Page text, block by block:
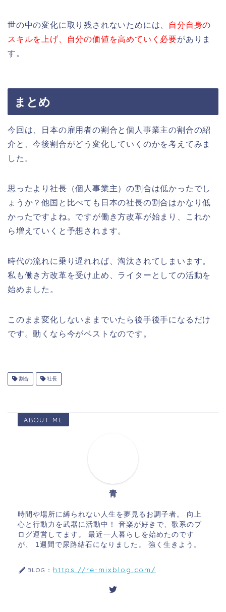
世の中の変化に取り残されないためには、
自分自身の
スキルを上げ、自分の価値を高めていく必要がありま
す。
まとめ
今回は、日本の雇用者の割合と個人事業主の割合の紹
介と、今後割合がどう変化していくのかを考えてみま
した。
思ったより社長（個人事業主）の割合は低かったでし
ょうか？他国と比べても日本の社長の割合はかなり低
かったですよね。ですが働き方改革が始まり、これか
ら増えていくと予想されます。
時代の流れに乗り遅れれば、淘汰されてしまいます。
私も働き方改革を受け止め、ライターとしての活動を
始めました。
このまま変化しないままでいたら後手後手になるだけ
です。動くなら今がベストなのです。
割合 社長
ABOUT ME
青
時間や場所に縛られない人生を夢見るお調子者。 向上
心と行動力を武器に活動中！ 音楽が好きで、歌系のブ
ログ運営してます。 最近一人暮らしを始めたのです
が、 1週間で尿路結石になりました。 強く生きよう。
BLOG： https://re-mixblog.com/